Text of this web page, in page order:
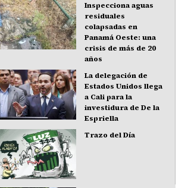
Inspecciona aguas
residuales
colapsadas en
Panamá Oeste: una
crisis de más de 20
años
La delegación de
Estados Unidos llega
a Cali para la
investidura de De la
Espriella
Trazo del Día